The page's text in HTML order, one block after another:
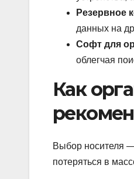
Резервное
данных на
Софт для
облегчая
Как
Выбор носителя
потеряться в